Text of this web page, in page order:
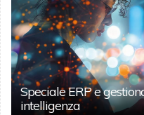
Speciale ERP e
intelligenza